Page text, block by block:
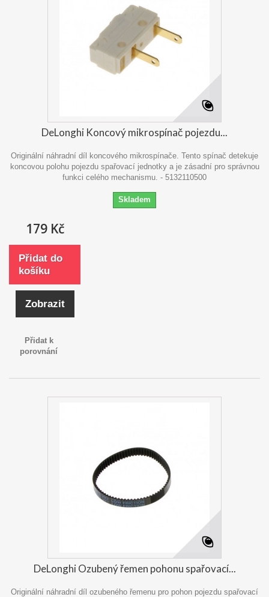
DeLonghi Koncový mikrospínač pojezdu...
Originální náhradní díl koncového mikrospínače. Tento spínač detekuje
koncovou polohu pojezdu spařovací jednotky a je zásadní pro správnou
funkci celého mechanismu. - 5132110500
Skladem
179 Kč
Přidat do
košíku
Zobrazit
Přidat k
porovnání
DeLonghi Ozubený řemen pohonu spařovací...
Originální náhradní díl ozubeného řemenu pro pohon pojezdu spařovací